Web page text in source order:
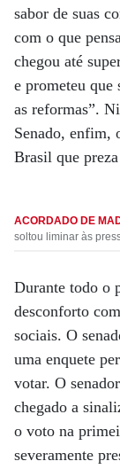
sabor de suas
com o que
chegou até
e prometeu
as reformas”.
Senado, enfim,
Brasil que
ACORDADO DE
soltou liminar às
Durante todo o
desconforto
sociais. O
uma enquete
votar. O
chegado a
o voto na
severamente